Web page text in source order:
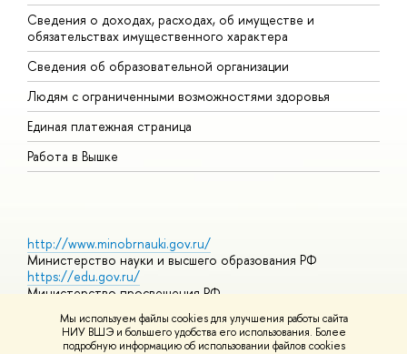
Мы используем файлы cookies для улучшения работы сайта
НИУ ВШЭ и большего удобства его использования. Более
подробную информацию об использовании файлов cookies
Сведения о доходах, расходах, об имуществе и
обязательствах имущественного характера
Сведения об образовательной организации
Людям с ограниченными возможностями здоровья
Единая платежная страница
Работа в Вышке
http://www.minobrnauki.gov.ru/
Министерство науки и высшего образования РФ
https://edu.gov.ru/
Министерство просвещения РФ
https://elearning.hse.ru/mooc
Массовые открытые онлайн-курсы